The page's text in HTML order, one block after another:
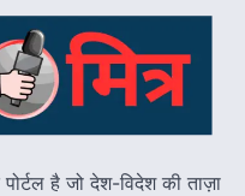
है जो देश-विदेश की ताज़ा